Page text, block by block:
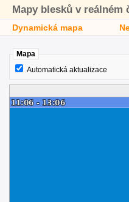
Mapy blesků v reálném
Dynamická mapa
Mapa
Automatická aktualizace